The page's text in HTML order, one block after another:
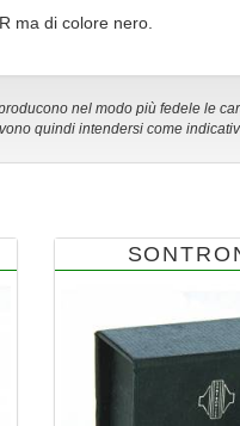
ma di colore nero.
nel modo più fedele le
quindi intendersi come